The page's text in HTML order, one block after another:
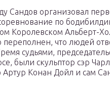
Сандов организовал
по
Королевском Альберт-
переполнен, что людей
судьями,
были скульптор сэр
Артур Конан Дойл и сам